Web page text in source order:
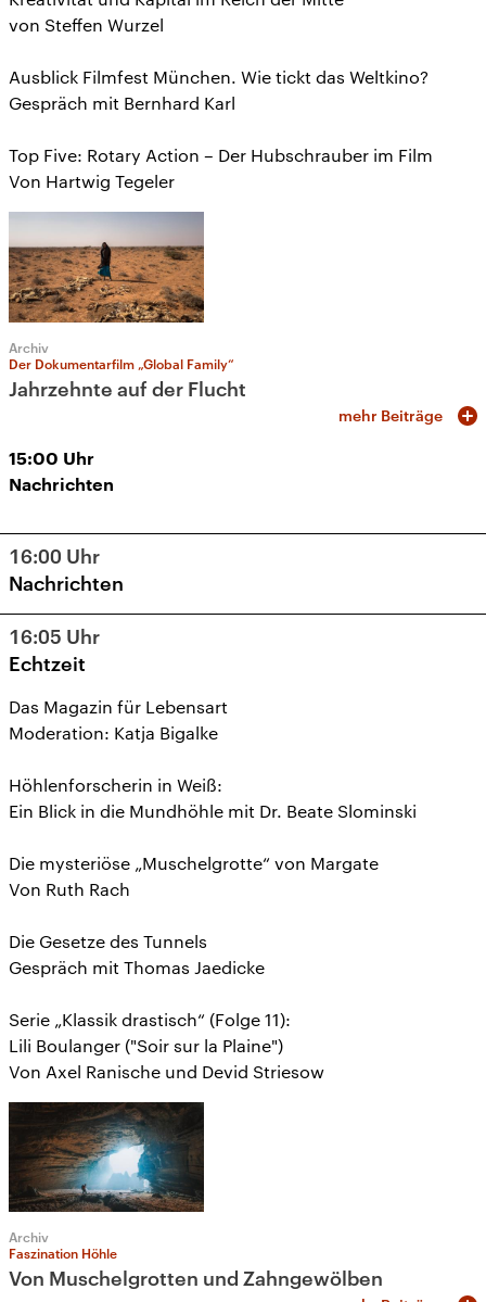
von Steffen Wurzel
Ausblick Filmfest München. Wie tickt das Weltkino?
Gespräch mit Bernhard Karl
Top Five: Rotary Action – Der Hubschrauber im Film
Von Hartwig Tegeler
Archiv
Der Dokumentarfilm „Global Family“
Jahrzehnte auf der Flucht
mehr Beiträge
15:00 Uhr
Nachrichten
16:00 Uhr
Nachrichten
16:05 Uhr
Echtzeit
Das Magazin für Lebensart
Moderation: Katja Bigalke
Höhlenforscherin in Weiß:
Ein Blick in die Mundhöhle mit Dr. Beate Slominski
Die mysteriöse „Muschelgrotte“ von Margate
Von Ruth Rach
Die Gesetze des Tunnels
Gespräch mit Thomas Jaedicke
Serie „Klassik drastisch“ (Folge 11):
Lili Boulanger ("Soir sur la Plaine")
Von Axel Ranische und Devid Striesow
Archiv
Faszination Höhle
Von Muschelgrotten und Zahngewölben